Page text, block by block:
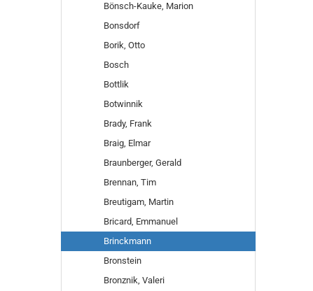
Bönsch-Kauke, Marion
Bonsdorf
Borik, Otto
Bosch
Bottlik
Botwinnik
Brady, Frank
Braig, Elmar
Braunberger, Gerald
Brennan, Tim
Breutigam, Martin
Bricard, Emmanuel
Brinckmann
Bronstein
Bronznik, Valeri